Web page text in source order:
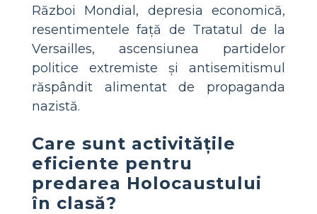
Război Mondial, depresia economică,
resentimentele față de Tratatul de la
Versailles, ascensiunea partidelor
politice extremiste și antisemitismul
răspândit alimentat de propaganda
nazistă.
Care sunt activitățile
eficiente pentru
predarea Holocaustului
în clasă?